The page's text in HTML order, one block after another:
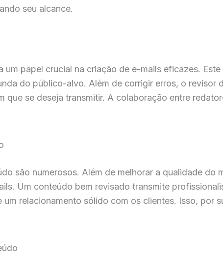
seu alcance.
um papel crucial na criação de e-mails eficazes.
do público-alvo. Além de corrigir erros, o revisor
que se deseja transmitir. A colaboração entre
são numerosos. Além de melhorar a qualidade do
Um conteúdo bem revisado transmite
relacionamento sólido com os clientes. Isso, por